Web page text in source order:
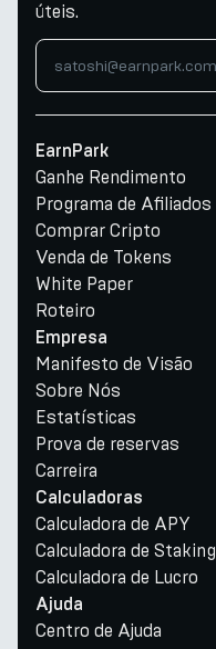
úteis.
EarnPark
Ganhe Rendimento
Programa de Afiliados
Comprar Cripto
Venda de Tokens
White Paper
Roteiro
Empresa
Manifesto de Visão
Sobre Nós
Estatísticas
Prova de reservas
Carreira
Calculadoras
Calculadora de APY
Calculadora de Staking
Calculadora de Lucro
Ajuda
Centro de Ajuda